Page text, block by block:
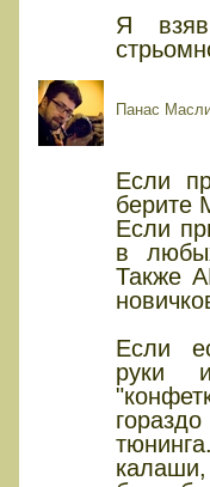
Я
Панас
Если
берите
Если
в
Также
Если
руки
калаши,